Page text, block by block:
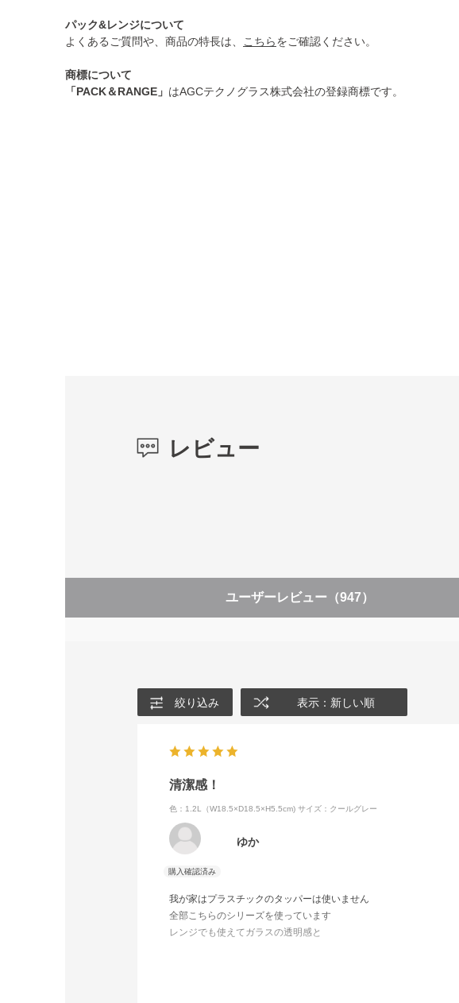
パック&レンジについて
よくあるご質問や、商品の特長は、
こちらをご確認ください。
商標について
「PACK＆RANGE」 はAGCテクノグラス株式会社の登録商標です。
レビュー
ユーザーレビュー （947）
絞り込み 表示：新しい順
清潔感！
色：1.2L（W18.5×D18.5×H5.5cm) サイズ：クールグレー
ゆか
我が家はプラスチックのタッパーは使いません
全部こちらのシリーズを使っています
レンジでも使えてガラスの透明感と